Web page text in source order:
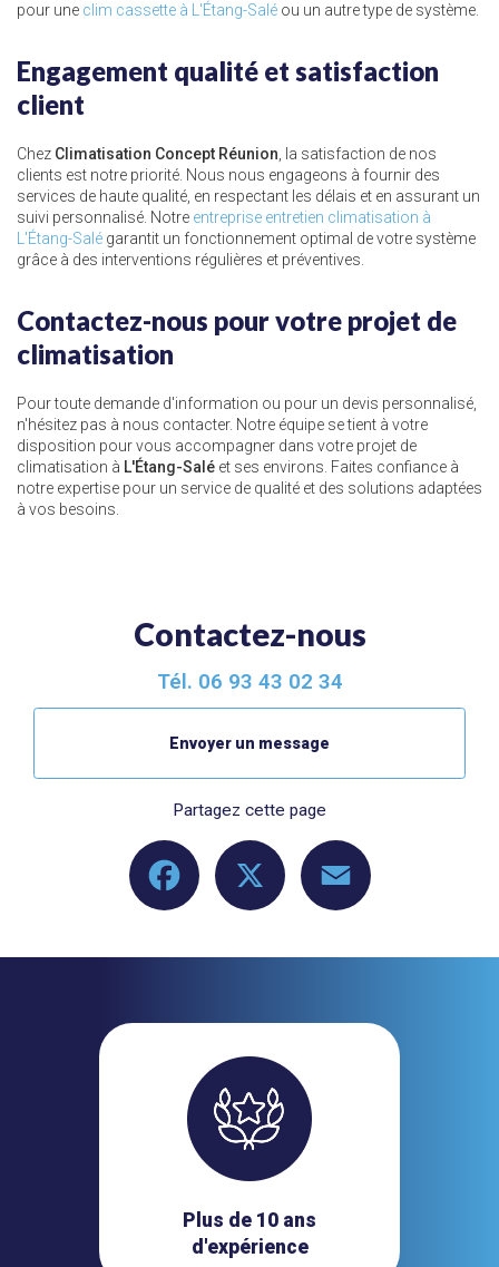
pour une clim cassette à L'Étang-Salé ou un autre type de système.
Engagement qualité et satisfaction
client
Chez Climatisation Concept Réunion , la satisfaction de nos
clients est notre priorité. Nous nous engageons à fournir des
services de haute qualité, en respectant les délais et en assurant un
suivi personnalisé. Notre entreprise entretien climatisation à
L'Étang-Salé garantit un fonctionnement optimal de votre système
grâce à des interventions régulières et préventives.
Contactez-nous pour votre projet de
climatisation
Pour toute demande d'information ou pour un devis personnalisé,
n'hésitez pas à nous contacter. Notre équipe se tient à votre
disposition pour vous accompagner dans votre projet de
climatisation à L'Étang-Salé et ses environs. Faites confiance à
notre expertise pour un service de qualité et des solutions adaptées
à vos besoins.
Contactez-nous
Tél. 06 93 43 02 34
Envoyer un message
Partagez cette page
Facebook
Plus de 10 ans
d'expérience